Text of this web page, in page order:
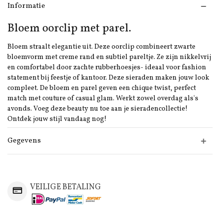
Informatie
Bloem oorclip met parel.
Bloem straalt elegantie uit. Deze oorclip combineert zwarte
bloemvorm met creme rand en subtiel pareltje. Ze zijn nikkelvrij
en comfortabel door zachte rubberhoesjes- ideaal voor fashion
statement bij feestje of kantoor. Deze sieraden maken jouw look
compleet. De bloem en parel geven een chique twist, perfect
match met couture of casual glam. Werkt zowel overdag als's
avonds. Voeg deze beauty nu toe aan je sieradencollectie!
Ontdek jouw stijl vandaag nog!
Gegevens
VEILIGE BETALING